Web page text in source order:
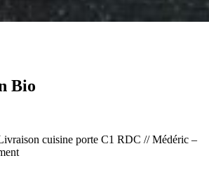
Bio
cuisine porte C1 RDC //Médéric –